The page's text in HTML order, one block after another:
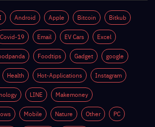
ยตัวเอง
Android
ทำงานปกติ
ไหม
Android Apple Bitcoin Bitkub
Covid-19 Email EV Cars Excel
Foodtips Gadget google
Health Hot-Applications Instagram
LINE Makemoney
Mobile Nature Other PC